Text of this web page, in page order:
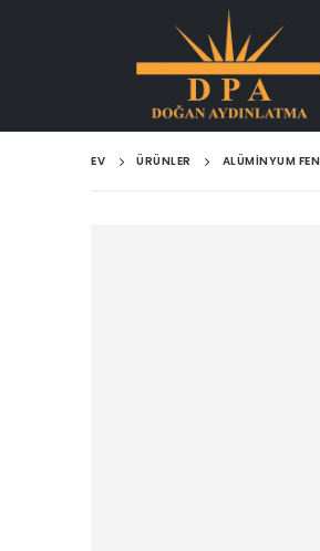
EV ÜRÜNLER ALÜMINYUM